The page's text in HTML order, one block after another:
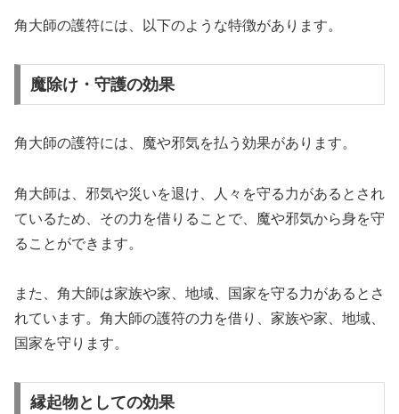
角大師の護符には、以下のような特徴があります。
魔除け・守護の効果
角大師の護符には、魔や邪気を払う効果があります。
角大師は、邪気や災いを退け、人々を守る力があるとされ
ているため、その力を借りることで、魔や邪気から身を守
ることができます。
また、角大師は家族や家、地域、国家を守る力があるとさ
れています。角大師の護符の力を借り、家族や家、地域、
国家を守ります。
縁起物としての効果